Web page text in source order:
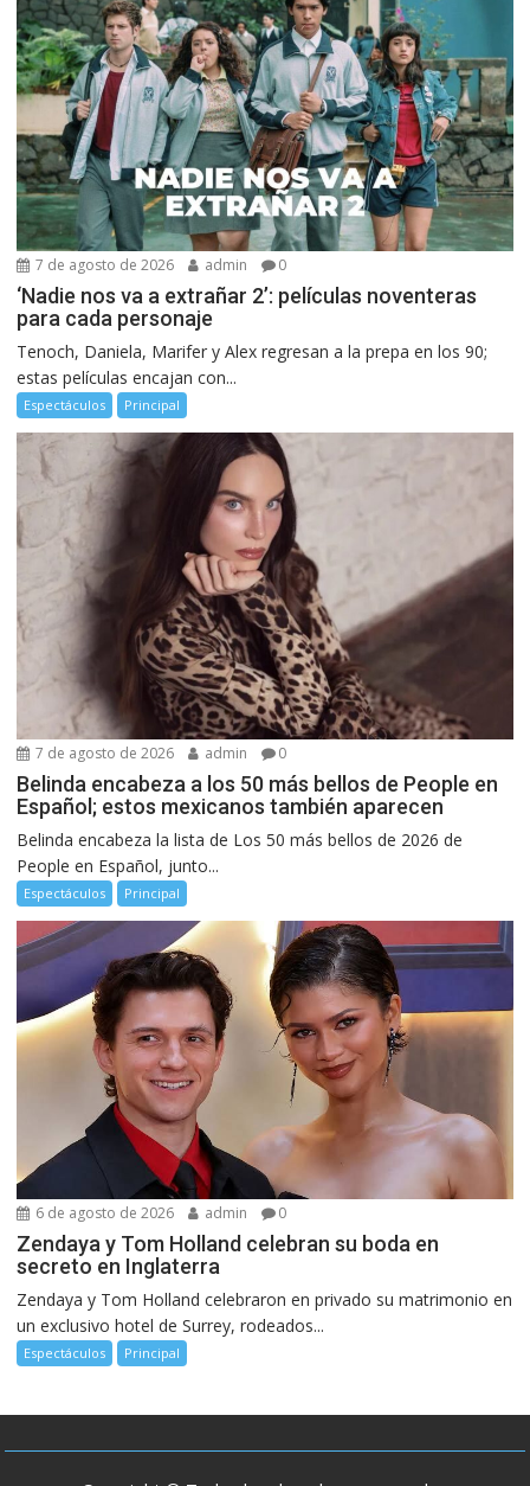
7 de agosto de 2026 admin 0
‘Nadie nos va a extrañar 2’: películas noventeras
para cada personaje
Tenoch, Daniela, Marifer y Alex regresan a la prepa en los 90;
estas películas encajan con...
Espectáculos Principal
7 de agosto de 2026 admin 0
Belinda encabeza a los 50 más bellos de People en
Español; estos mexicanos también aparecen
Belinda encabeza la lista de Los 50 más bellos de 2026 de
People en Español, junto...
Espectáculos Principal
6 de agosto de 2026 admin 0
Zendaya y Tom Holland celebran su boda en
secreto en Inglaterra
Zendaya y Tom Holland celebraron en privado su matrimonio en
un exclusivo hotel de Surrey, rodeados...
Espectáculos Principal